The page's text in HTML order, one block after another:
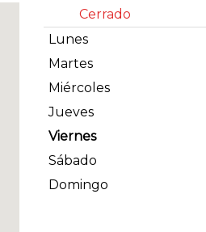
Cerrado
Lunes
Martes
Miércoles
Jueves
Viernes
Sábado
Domingo